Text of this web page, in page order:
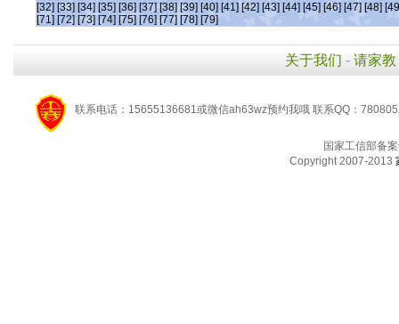
[32] [33] [34] [35] [36] [37] [38] [39] [40] [41] [42] [43] [44] [45] [46] [47] [48]
[71] [72] [73] [74] [75] [76] [77] [78] [79]
关于我们 - 请家教
联系电话：15655136681或微信ah63wz预约我哦 联系QQ：
国家工信部备
Copyright 2007-2013